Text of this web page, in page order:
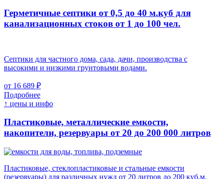
Герметичные септики от 0,5 до 40 м.куб для
канализационных стоков от 1 до 100 чел.
Септики для частного дома, сада, дачи, производства с
высокими и низкими грунтовыми водами.
от 16 689 ₽
Подробнее
↑ цены и инфо
Пластиковые, металлические емкости,
накопители, резервуары от 20 до 200 000 литров
Пластиковые, стеклопластиковые и стальные емкости
(резервуары) для различных нужд от 20 литров до 200 куб.м.